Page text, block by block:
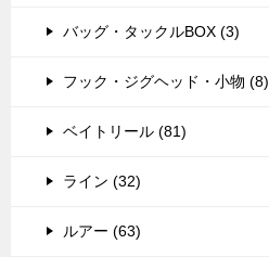
バッグ・タックルBOX (3)
フック・ジグヘッド・小物 (8)
ベイトリール (81)
ライン (32)
ルアー (63)